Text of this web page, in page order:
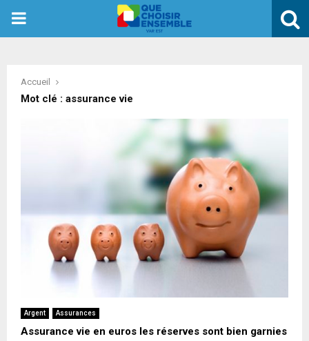
PRIMARY
Accueil
Mot clé : assurance vie
Argent Assurances
Assurance vie en euros les réserves sont bien garnies